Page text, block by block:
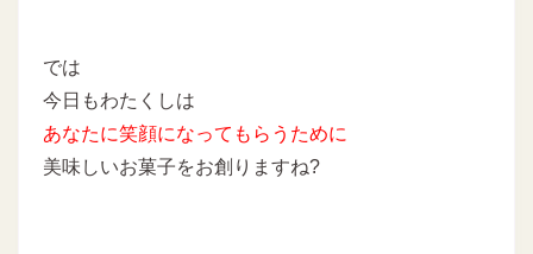
では
今日もわたくしは
あなたに笑顔になってもらうために
美味しいお菓子をお創りますね?